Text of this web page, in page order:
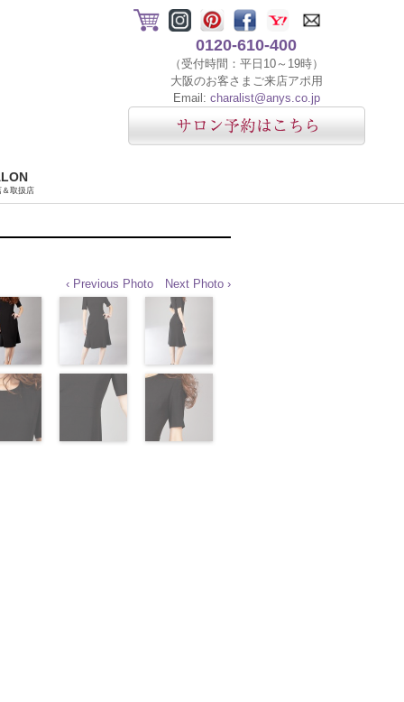
0120-610-400
（受付時間：平日10～19時）
大阪のお客さまご来店アポ用
Email: charalist@anys.co.jp
＆取扱店
‹ Previous Photo Next Photo ›